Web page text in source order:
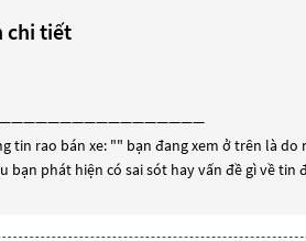
chi tiết
tin rao bán xe: "" bạn đang xem ở trên là
bạn phát hiện có sai sót hay vấn đề gì về